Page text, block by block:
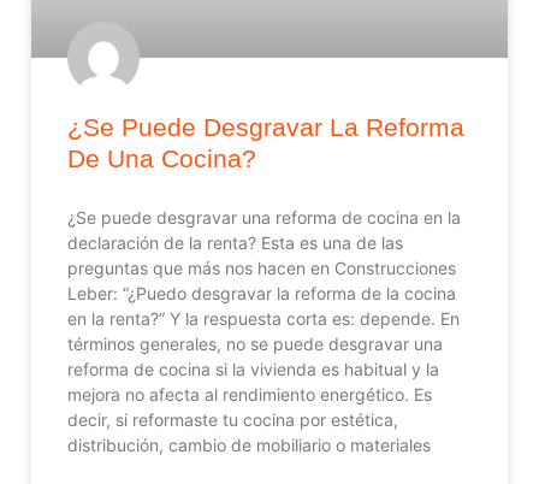
¿Se Puede Desgravar La Reforma
De Una Cocina?
¿Se puede desgravar una reforma de cocina en la
declaración de la renta? Esta es una de las
preguntas que más nos hacen en Construcciones
Leber: “¿Puedo desgravar la reforma de la cocina
en la renta?” Y la respuesta corta es: depende. En
términos generales, no se puede desgravar una
reforma de cocina si la vivienda es habitual y la
mejora no afecta al rendimiento energético. Es
decir, si reformaste tu cocina por estética,
distribución, cambio de mobiliario o materiales